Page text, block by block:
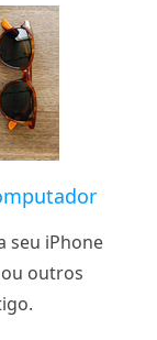
seu iPhone
outros